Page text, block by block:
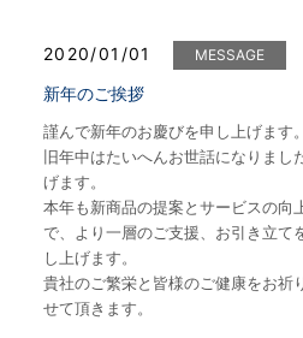
2020/01/01 MESSAGE
新年のご挨拶
謹んで新年のお慶びを申し上げます。
旧年中はたいへんお世話になりまし
げます。
本年も新商品の提案とサービスの向
で、より一層のご支援、お引き立て
し上げます。
貴社のご繁栄と皆様のご健康をお祈
せて頂きます。